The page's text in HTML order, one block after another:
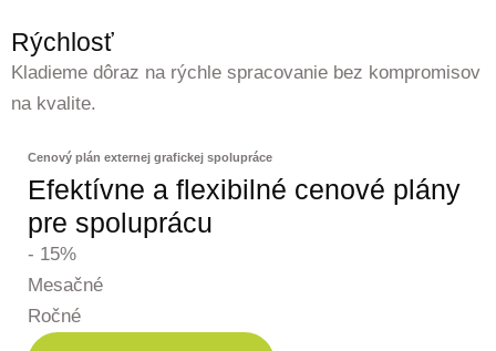
Rýchlosť
Kladieme dôraz na rýchle spracovanie bez kompromisov
na kvalite.
Cenový plán externej grafickej spolupráce
Efektívne a flexibilné cenové plány
pre spoluprácu
- 15%
Mesačné
Ročné